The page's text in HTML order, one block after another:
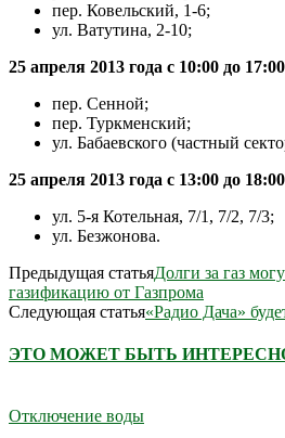
пер. Ковельский, 1-6;
ул. Ватутина, 2-10;
25 апреля 2013 года с 10:00 до 17:00
пер. Сенной;
пер. Туркменский;
ул. Бабаевского (частный
25 апреля 2013 года с 13:00 до 18:00
ул. 5-я Котельная, 7/1, 7/2, 7/3;
ул. Безжонова.
Предыдущая статьяДолги за газ
газификацию от Газпрома
Следующая статья«Радио Дача»
ЭТО МОЖЕТ БЫТЬ
Отключение воды